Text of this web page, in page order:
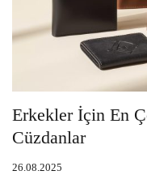
Erkekler İçin En
Cüzdanlar
26.08.2025